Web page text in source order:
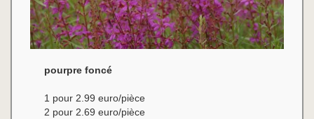
pourpre foncé
1 pour 2.99 euro/pièce
2 pour 2.69 euro/pièce